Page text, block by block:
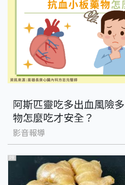
阿斯匹靈吃多出血風險
物怎麼吃才安全？
影音報導
PR